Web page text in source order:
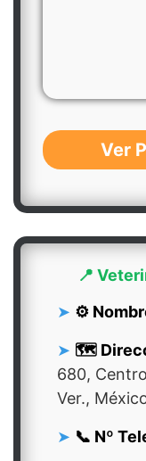
Ver
📍
⚙️
🗺️
680,
Ver.,
📞 Nº